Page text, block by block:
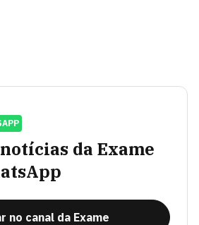
da Exame
no canal da Exame